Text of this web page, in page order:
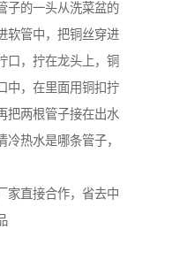
子的一头从洗菜盆的
软管中，把铜丝穿进
口，拧在龙头上，铜
中，在里面用铜扣拧
把两根管子接在出水
热水是哪条管子，
家直接合作，省去中